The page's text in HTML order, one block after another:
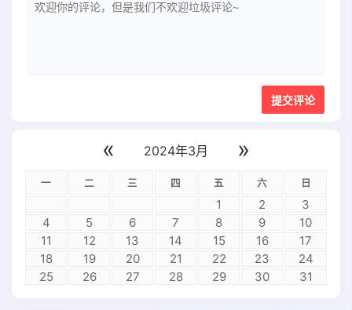
« 2024年3月 »
一 二 三 四 五 六 日
1 2
3
4
5 6 7 8 9
10
11
12 13 14 15 16
17
18
19 20 21 22 23
24
25
26 27 28 29 30 31